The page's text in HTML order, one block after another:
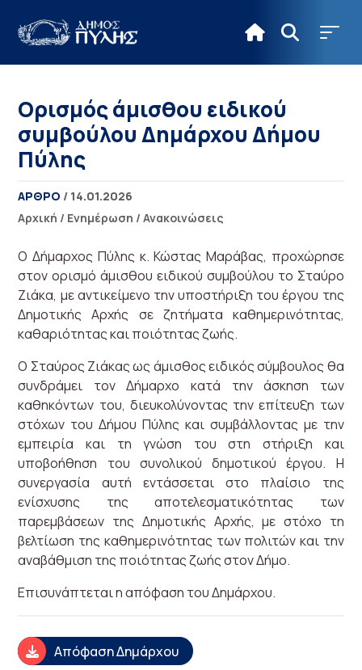
Ορισμός άμισθου ειδικού
συμβούλου Δημάρχου Δήμου
Πύλης
ΑΡΘΡΟ / 14.01.2026
Αρχική / Ενημέρωση /Ανακοινώσεις
Ο Δήμαρχος Πύλης κ. Κώστας Μαράβας, προχώρησε
στον ορισμό άμισθου ειδικού συμβούλου το Σταύρο
Ζιάκα, με αντικείμενο την υποστήριξη του έργου της
Δημοτικής Αρχής σε ζητήματα καθημερινότητας,
καθαριότητας και ποιότητας ζωής.
Ο Σταύρος Ζιάκας ως άμισθος ειδικός σύμβουλος θα
συνδράμει τον Δήμαρχο κατά την άσκηση των
καθηκόντων του, διευκολύνοντας την επίτευξη των
στόχων του Δήμου Πύλης και συμβάλλοντας με την
εμπειρία και τη γνώση του στη στήριξη και
υποβοήθηση του συνολικού δημοτικού έργου. Η
συνεργασία αυτή εντάσσεται στο πλαίσιο της
ενίσχυσης της αποτελεσματικότητας των
παρεμβάσεων της Δημοτικής Αρχής, με στόχο τη
βελτίωση της καθημερινότητας των πολιτών και την
αναβάθμιση της ποιότητας ζωής στον Δήμο.
Επισυνάπτεται η απόφαση του Δημάρχου.
Απόφαση Δημάρχου